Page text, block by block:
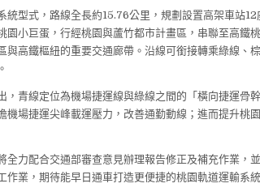
統型式，路線全長約15.76公里，規劃設置高架車站
園小巨蛋，行經桃園與蘆竹都市計畫區，串聯至高鐵
與高鐵樞紐的重要交通廊帶。沿線可銜接轉乘綠線、
，青線定位為機場捷運線與綠線之間的「橫向捷運骨
機場捷運尖峰載運壓力，改善通勤動線；進而提升桃
全力配合交通部審查意見辦理報告修正及補充作業，
作業，期待能早日通車打造更便捷的桃園軌道運輸系統